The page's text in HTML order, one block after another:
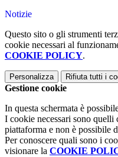
Notizie
Questo sito o gli strumenti
cookie necessari al
COOKIE POLICY.
Personalizza Rifiuta tutti i
Gestione cookie
In questa schermata è
I cookie necessari sono
piattaforma e non è possibile
Per conoscere quali sono i
visionare la COOKIE